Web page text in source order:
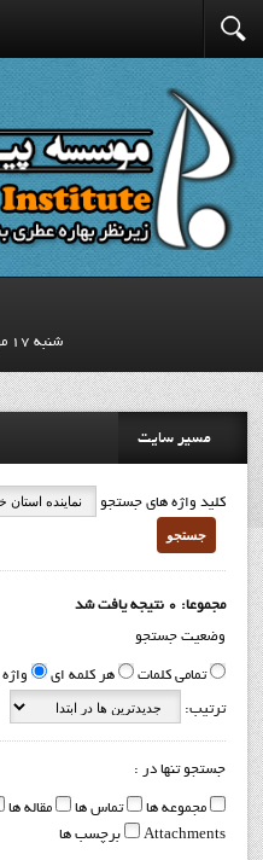
شنبه 17 مرداد 1405
مسیر سایت
کلید واژه های جستجو
جستجو
مجموعا: 0 نتیجه یافت شد
وضعیت جستجو
تمامی کلمات هر کلمه ای
ترتیب:
جستجو تنها در :
مجموعه ها تماس ها مقاله ها
Attachments
برچسب ها